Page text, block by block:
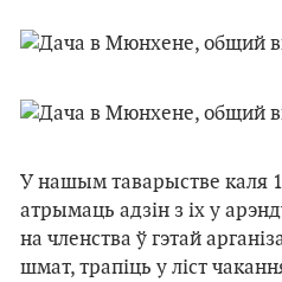
У нашым таварыстве каля
атрымаць адзін з іх у
на членства ў гэтай
шмат, трапіць у ліст